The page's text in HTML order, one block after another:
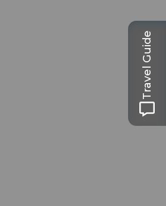
Travel Guide